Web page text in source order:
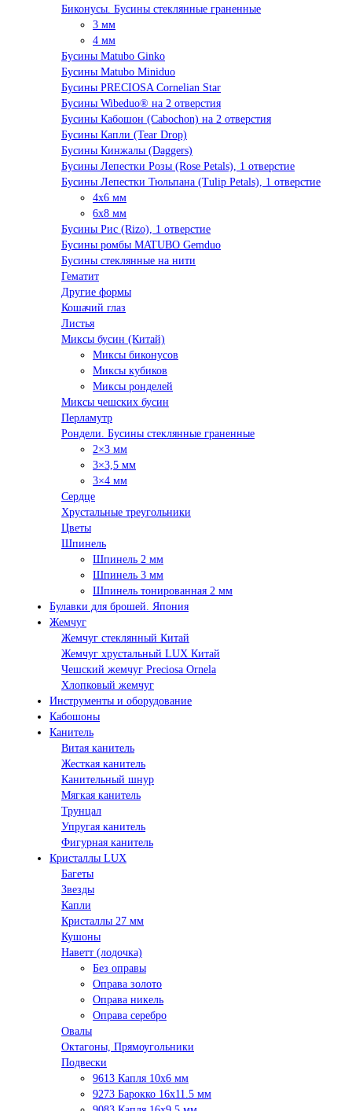
Биконусы. Бусины стеклянные граненные
3 мм
4 мм
Бусины Matubo Ginko
Бусины Matubo Miniduo
Бусины PRECIOSA Cornelian Star
Бусины Wibeduo® на 2 отверстия
Бусины Кабошон (Cabochon) на 2 отверстия
Бусины Капли (Tear Drop)
Бусины Кинжалы (Daggers)
Бусины Лепестки Розы (Rose Petals), 1 отверстие
Бусины Лепестки Тюльпана (Tulip Petals), 1 отверстие
4x6 мм
6x8 мм
Бусины Рис (Rizo), 1 отверстие
Бусины ромбы MATUBO Gemduo
Бусины стеклянные на нити
Гематит
Другие формы
Кошачий глаз
Листья
Миксы бусин (Китай)
Миксы биконусов
Миксы кубиков
Миксы ронделей
Миксы чешских бусин
Перламутр
Рондели. Бусины стеклянные граненные
2×3 мм
3×3,5 мм
3×4 мм
Сердце
Хрустальные треугольники
Цветы
Шпинель
Шпинель 2 мм
Шпинель 3 мм
Шпинель тонированная 2 мм
Булавки для брошей. Япония
Жемчуг
Жемчуг стеклянный Китай
Жемчуг хрустальный LUX Китай
Чешский жемчуг Preciosa Ornela
Хлопковый жемчуг
Инструменты и оборудование
Кабошоны
Канитель
Витая канитель
Жесткая канитель
Канительный шнур
Мягкая канитель
Трунцал
Упругая канитель
Фигурная канитель
Кристаллы LUX
Багеты
Звезды
Капли
Кристаллы 27 мм
Кушоны
Наветт (лодочка)
Без оправы
Оправа золото
Оправа никель
Оправа серебро
Овалы
Октагоны, Прямоугольники
Подвески
9613 Капля 10х6 мм
9273 Барокко 16x11.5 мм